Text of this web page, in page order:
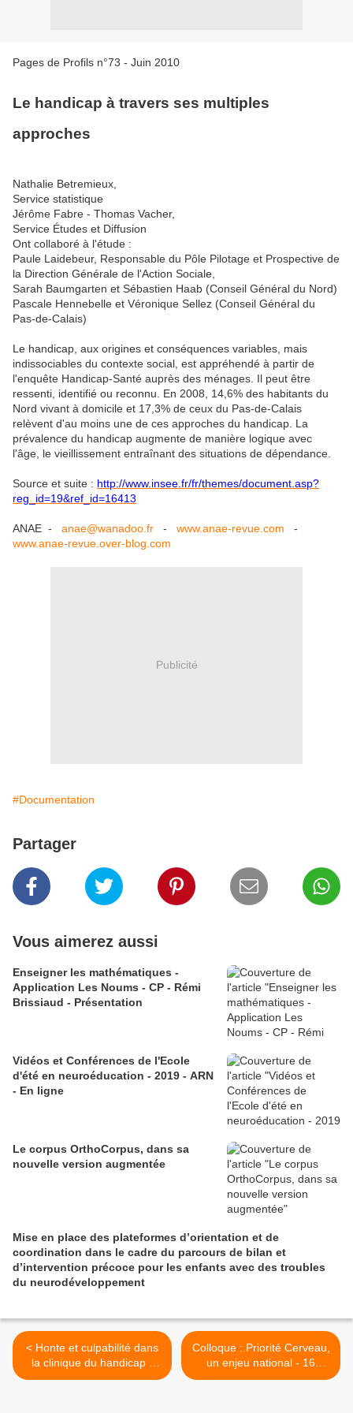
Pages de Profils n°73 - Juin 2010
Le handicap à travers ses multiples
approches
Nathalie Betremieux,
Service statistique
Jérôme Fabre - Thomas Vacher,
Service Études et Diffusion
Ont collaboré à l'étude :
Paule Laidebeur, Responsable du Pôle Pilotage et Prospective de
la Direction Générale de l'Action Sociale,
Sarah Baumgarten et Sébastien Haab (Conseil Général du Nord)
Pascale Hennebelle et Véronique Sellez (Conseil Général du
Pas-de-Calais)
Le handicap, aux origines et conséquences variables, mais
indissociables du contexte social, est appréhendé à partir de
l'enquête Handicap-Santé auprès des ménages. Il peut être
ressenti, identifié ou reconnu. En 2008, 14,6% des habitants du
Nord vivant à domicile et 17,3% de ceux du Pas-de-Calais
relèvent d'au moins une de ces approches du handicap. La
prévalence du handicap augmente de manière logique avec
l'âge, le vieillissement entraînant des situations de dépendance.
Source et suite : http://www.insee.fr/fr/themes/document.asp?
reg_id=19&ref_id=16413
ANAE - anae@wanadoo.fr - www.anae-revue.com -
www.anae-revue.over-blog.com
Publicité
#Documentation
Partager
Vous aimerez aussi
Enseigner les mathématiques -
Application Les Noums - CP - Rémi
Brissiaud - Présentation
Vidéos et Conférences de l'Ecole
d'été en neuroéducation - 2019 - ARN
- En ligne
Le corpus OrthoCorpus, dans sa
nouvelle version augmentée
Mise en place des plateformes d’orientation et de
coordination dans le cadre du parcours de bilan et
d’intervention précoce pour les enfants avec des troubles
du neurodéveloppement
< Honte et culpabilité dans
la clinique du handicap -
10/11 septembre 2010
Colloque : Priorité Cerveau,
un enjeu national - 16
septembre 2010 >